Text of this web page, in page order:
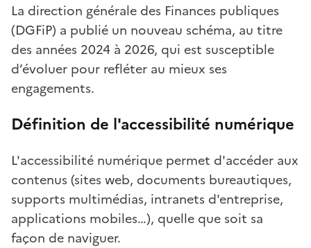
La direction générale des Finances publiques
(DGFiP) a publié un nouveau schéma, au titre
des années 2024 à 2026, qui est susceptible
d’évoluer pour refléter au mieux ses
engagements.
Définition de l'accessibilité numérique
L'accessibilité numérique permet d'accéder aux
contenus (sites web, documents bureautiques,
supports multimédias, intranets d'entreprise,
applications mobiles…), quelle que soit sa
façon de naviguer.